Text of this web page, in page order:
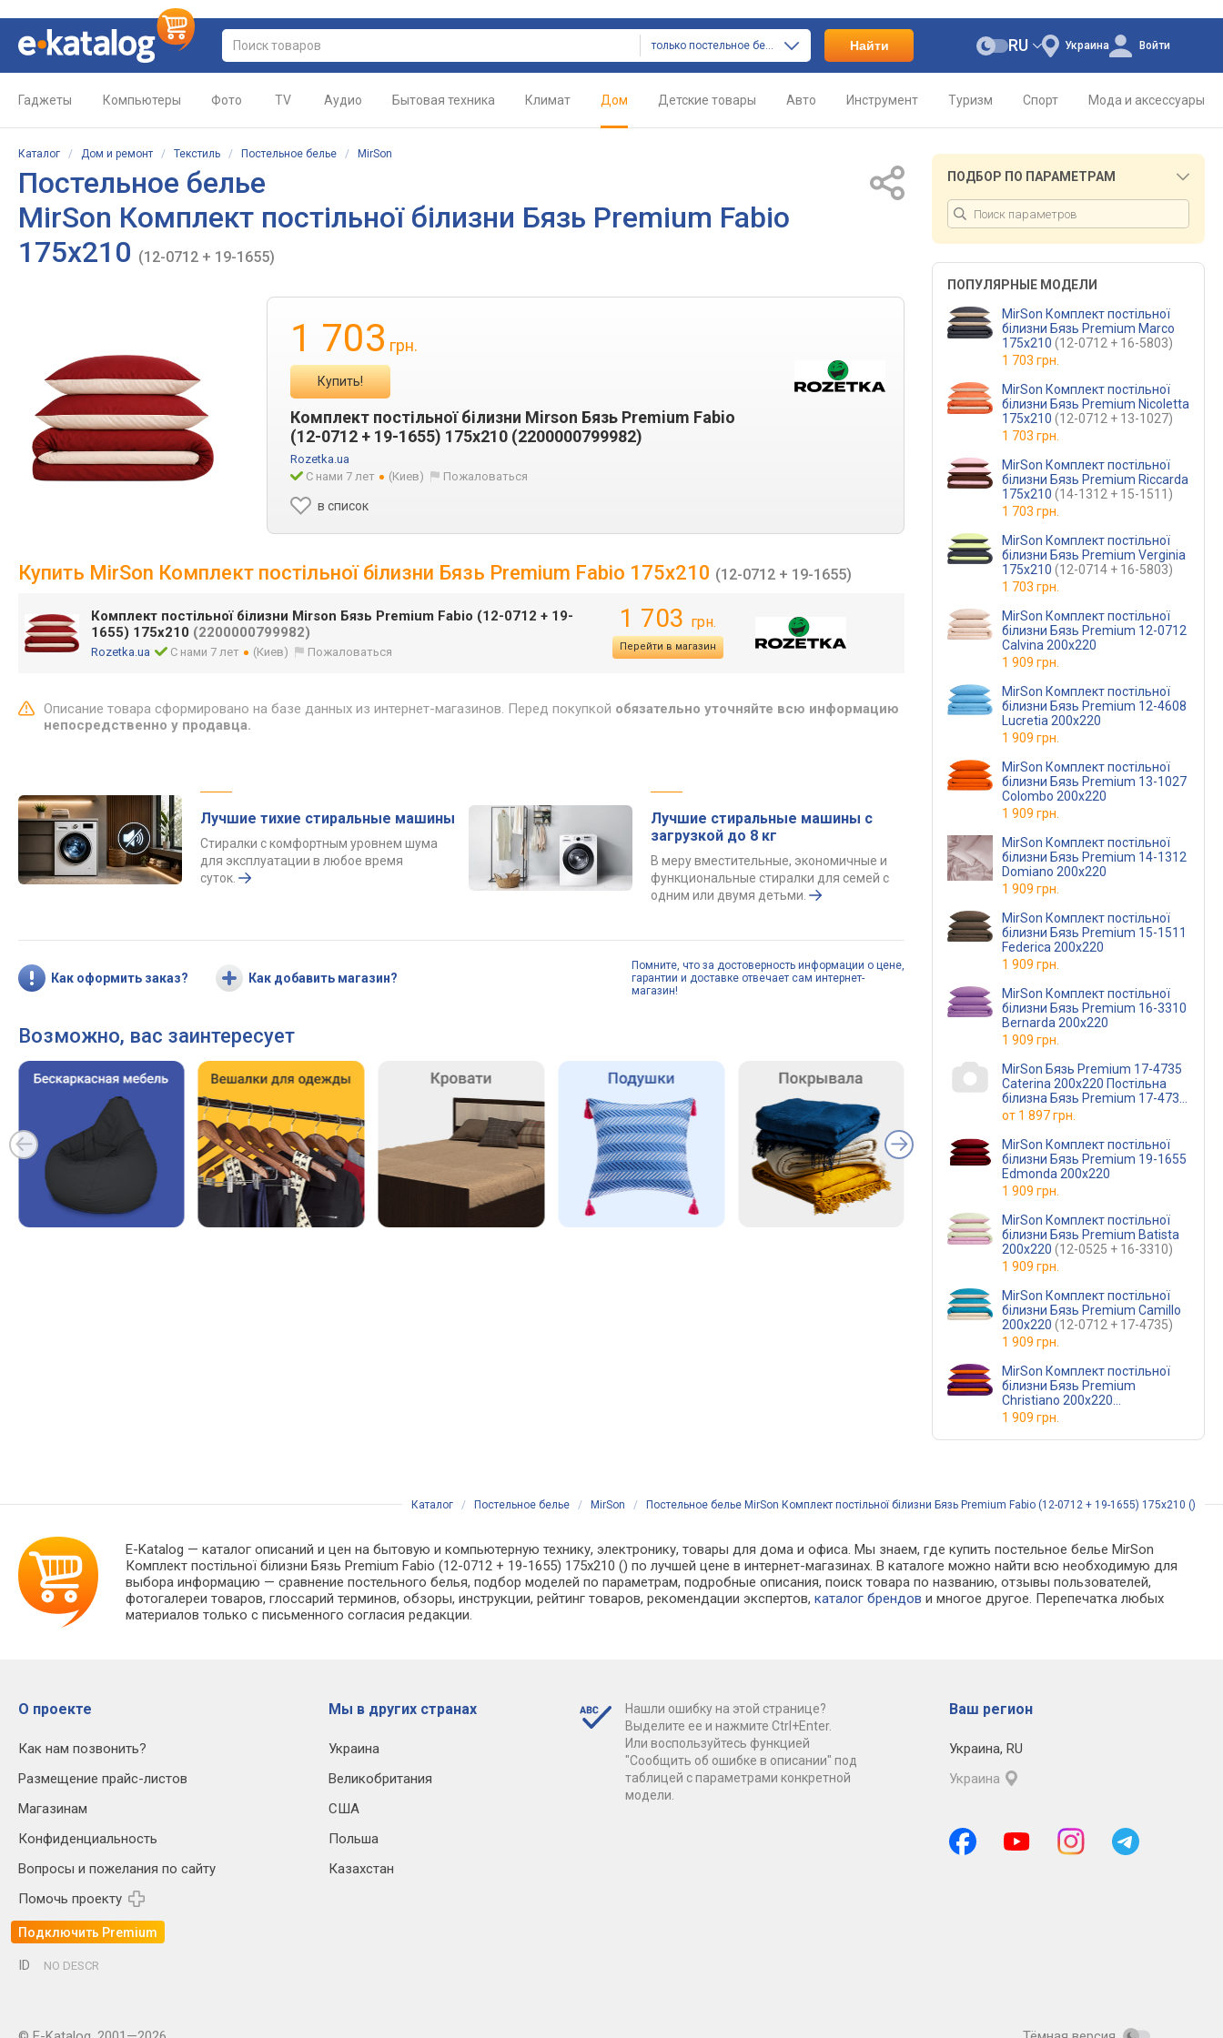
только постельное белье Найти Украина
RU Войти
Гаджеты Компьютеры Фото TV Аудио Бытовая техника Климат Дом Детские товары Авто Инструмент Туризм Спорт Мода и аксессуары
Каталог / Дом и ремонт / Текстиль / Постельное белье / MirSon
Постельное белье
MirSon Комплект постільної білизни Бязь Premium Fabio
175х210 (12-0712 + 19-1655)
1 703 грн.
Купить!
Комплект постільної білизни Mirson Бязь Premium Fabio
(12-0712 + 19-1655) 175х210 (2200000799982)
Rozetka.ua
С нами 7 лет
(Киев) Пожаловаться
в список
Купить MirSon Комплект постільної білизни Бязь Premium Fabio 175х210 (12-0712 + 19-1655)
Комплект постільної білизни Mirson Бязь Premium Fabio (12-0712 + 19-
1655) 175х210 (2200000799982)
Rozetka.ua С нами 7 лет (Киев) Пожаловаться
1 703 грн.
Перейти в магазин
Описание товара сформировано на базе данных из интернет-магазинов. Перед покупкой обязательно уточняйте всю информацию
непосредственно у продавца.
Лучшие тихие стиральные машины
Стиралки с комфортным уровнем шума
для эксплуатации в любое время
суток.
Лучшие стиральные машины с
загрузкой до 8 кг
В меру вместительные, экономичные и
функциональные стиралки для семей с
одним или двумя детьми.
Как оформить заказ? Как добавить магазин?
Помните, что за достоверность информации о цене,
гарантии и доставке отвечает сам интернет-
магазин!
Возможно, вас заинтересует
ПОДБОР ПО ПАРАМЕТРАМ
ПОПУЛЯРНЫЕ МОДЕЛИ
MirSon Комплект постільної
білизни Бязь Premium Marco
175х210 (12-0712 + 16-5803)
1 703 грн.
MirSon Комплект постільної
білизни Бязь Premium Nicoletta
175х210 (12-0712 + 13-1027)
1 703 грн.
MirSon Комплект постільної
білизни Бязь Premium Riccarda
175х210 (14-1312 + 15-1511)
1 703 грн.
MirSon Комплект постільної
білизни Бязь Premium Verginia
175х210 (12-0714 + 16-5803)
1 703 грн.
MirSon Комплект постільної
білизни Бязь Premium 12-0712
Calvina 200х220
1 909 грн.
MirSon Комплект постільної
білизни Бязь Premium 12-4608
Lucretia 200х220
1 909 грн.
MirSon Комплект постільної
білизни Бязь Premium 13-1027
Colombo 200х220
1 909 грн.
MirSon Комплект постільної
білизни Бязь Premium 14-1312
Domiano 200х220
1 909 грн.
MirSon Комплект постільної
білизни Бязь Premium 15-1511
Federica 200х220
1 909 грн.
MirSon Комплект постільної
білизни Бязь Premium 16-3310
Bernarda 200х220
1 909 грн.
MirSon Бязь Premium 17-4735
Caterina 200х220 Постільна
білизна Бязь Premium 17-4735
Caterina 200х220 (220000
от 1 897 грн.
MirSon Комплект постільної
білизни Бязь Premium 19-1655
Edmonda 200х220
1 909 грн.
MirSon Комплект постільної
білизни Бязь Premium Batista
200х220 (12-0525 + 16-3310)
1 909 грн.
MirSon Комплект постільної
білизни Бязь Premium Camillo
200х220 (12-0712 + 17-4735)
1 909 грн.
MirSon Комплект постільної
білизни Бязь Premium
Christiano 200х220
(13-1027 + 16-3310)
1 909 грн.
Каталог / Постельное белье / MirSon / Постельное белье MirSon Комплект постільної білизни Бязь Premium Fabio (12-0712 + 19-1655) 175х210 ()
E-Katalog — каталог описаний и цен на бытовую и компьютерную технику, электронику, товары для дома и офиса. Мы знаем, где купить постельное белье MirSon
Комплект постільної білизни Бязь Premium Fabio (12-0712 + 19-1655) 175х210 () по лучшей цене в интернет-магазинах. В каталоге можно найти всю необходимую для
выбора информацию — сравнение постельного белья, подбор моделей по параметрам, подробные описания, поиск товара по названию, отзывы пользователей,
фотогалереи товаров, глоссарий терминов, обзоры, инструкции, рейтинг товаров, рекомендации экспертов,каталог брендов и многое другое. Перепечатка любых
материалов только с письменного согласия редакции.
О проекте
Как нам позвонить?
Размещение прайс-листов
Магазинам
Конфиденциальность
Вопросы и пожелания по сайту
Помочь проекту
Подключить Premium
Мы в других странах
Украина
Великобритания
США
Польша
Казахстан
Нашли ошибку на этой странице?
Выделите ее и нажмите Ctrl+Enter.
Или воспользуйтесь функцией
"Сообщить об ошибке в описании" под
таблицей с параметрами конкретной
модели.
Ваш регион
Украина, RU
Украина
ID NO DESCR